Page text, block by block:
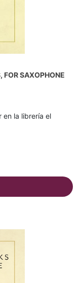
FOR SAXOPHONE
en la librería el